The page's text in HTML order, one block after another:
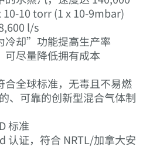
10-10 torr (1 x 10-9mbar)
l/s
却”功能提高生产率
可尽量降低拥有成本
合全球标准，无毒且不易燃
、可靠的创新型混合气体制
标准
认证，符合 NRTL/加拿大安